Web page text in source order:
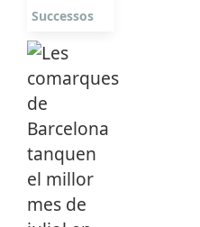
Successos